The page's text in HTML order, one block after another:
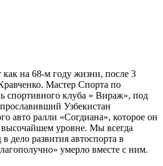
на 68-м году жизни, после 3
Мастер Спорта по
спортивного клуба » Вираж», под
Узбекистан
авто ралли «Согдиана», которое он
высочайшем уровне. Мы всегда
дело развития автоспорта в
умерло вместе с ним.